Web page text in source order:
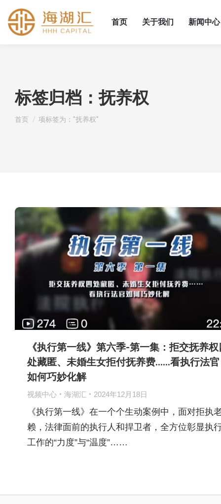
首页 关于我们 新闻中心
标签归档：抚养权
您在这里：
首页 项标签为："抚养权"
《执行第一线》第六季-第一集：拒交抚养权
处藏匿、未婚生女拒付抚养费……看执行法官
如何巧妙化解
视频中心 海湖汇 2024年12月18日
《执行第一线》在一个个生动案例中，面对拒执
赖，法律面前的执行人和捍卫者，全方位彰显执
工作的“力度”与“温度”……